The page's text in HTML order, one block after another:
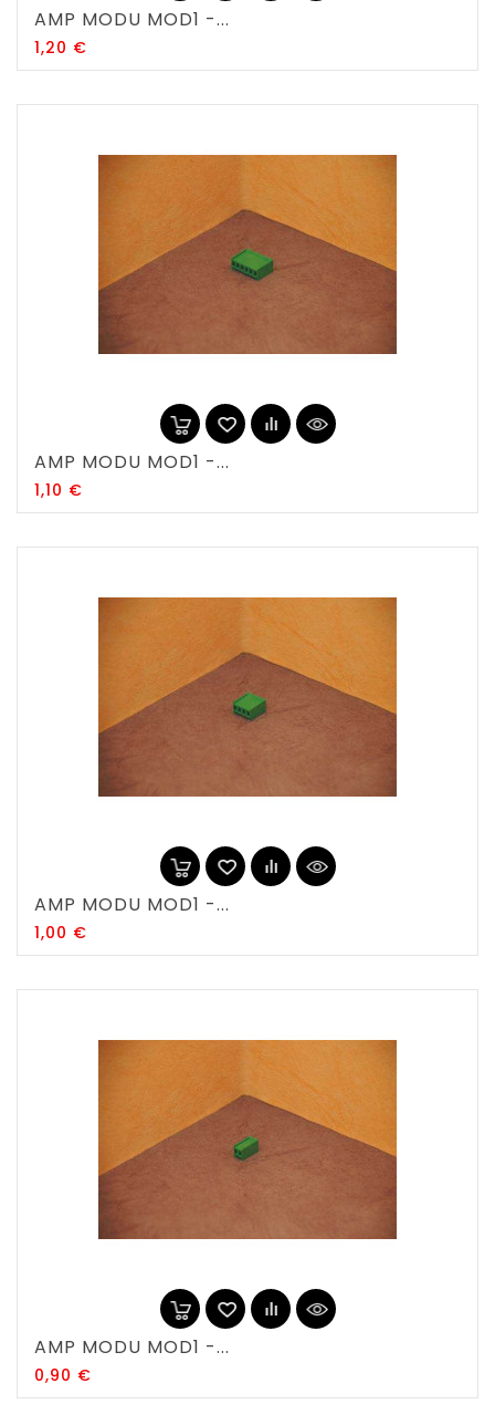
AMP MODU MOD1 -...
1,20 €
AMP MODU MOD1 -...
1,10 €
AMP MODU MOD1 -...
1,00 €
AMP MODU MOD1 -...
0,90 €